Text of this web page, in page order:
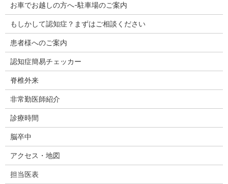
お車でお越しの方へ-駐車場のご案内
もしかして認知症？まずはご相談ください
患者様へのご案内
認知症簡易チェッカー
脊椎外来
非常勤医師紹介
診療時間
脳卒中
アクセス・地図
担当医表